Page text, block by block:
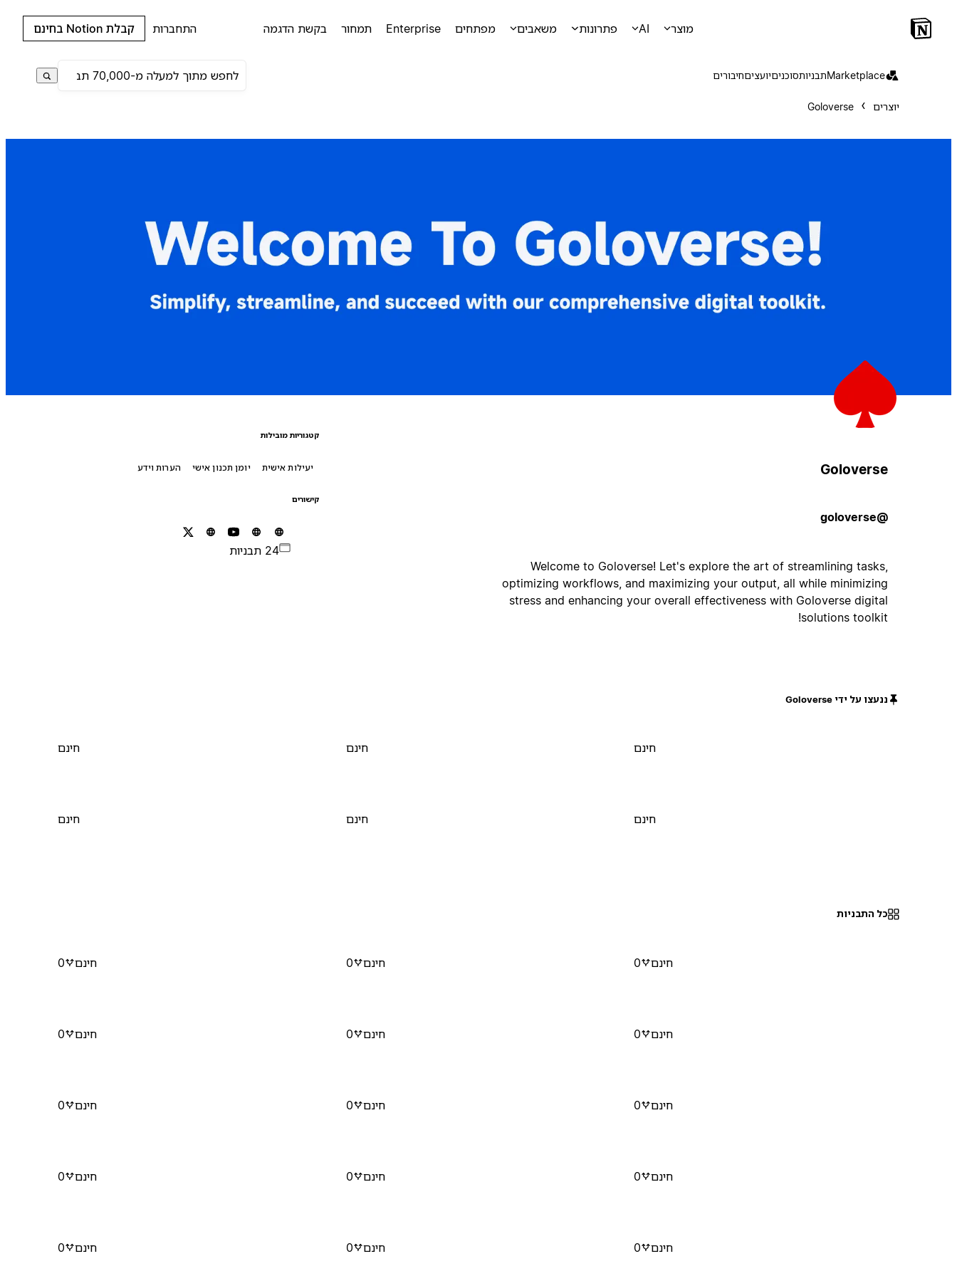
מוצר AI פתרונות משאבים מפתחים Enterprise תמחור בקשת הדגמה התחברות קבלת Notion בחינם
Marketplaceתבניותסוכניםיועציםחיבורים
יוצרים Goloverse
Goloverse
@goloverse
Welcome to Goloverse! Let's explore the art of streamlining tasks,
optimizing workflows, and maximizing your output, all while minimizing
stress and enhancing your overall effectiveness with Goloverse digital
solutions toolkit!
קטגוריות מובילות
יעילות אישית יומן תכנון אישי הערות וידע
קישורים
24 תבניות
ננעצו על ידי Goloverse
חינם חינם חינם
חינם חינם חינם
כל התבניות
חינם 0 חינם 0 חינם 0
חינם 0 חינם 0 חינם 0
חינם 0 חינם 0 חינם 0
חינם 0 חינם 0 חינם 0
חינם 0 חינם 0 חינם 0